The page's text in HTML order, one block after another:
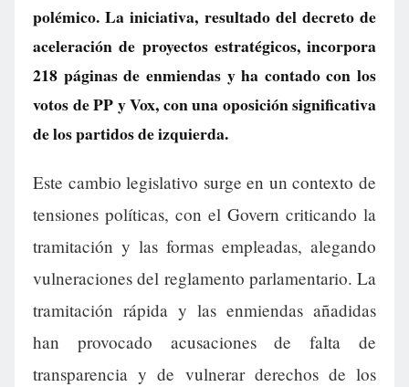
polémico. La iniciativa, resultado del decreto de
aceleración de proyectos estratégicos, incorpora
218 páginas de enmiendas y ha contado con los
votos de PP y Vox, con una oposición significativa
de los partidos de izquierda.
Este cambio legislativo surge en un contexto de
tensiones políticas, con el Govern criticando la
tramitación y las formas empleadas, alegando
vulneraciones del reglamento parlamentario. La
tramitación rápida y las enmiendas añadidas
han provocado acusaciones de falta de
transparencia y de vulnerar derechos de los